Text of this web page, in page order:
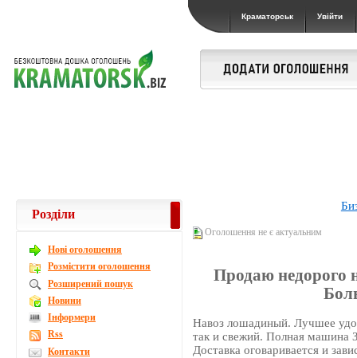
Краматорськ Увійти
Оголошення не є актуальним
Продаю недорого
Навоз лошадиный. Лучшее
так и свежий. Полная машина
Доставка оговаривается и
Розділи
Новi оголошення
Розмістити оголошення
Розширений пошук
Новини
Інформери
Rss
Контакти